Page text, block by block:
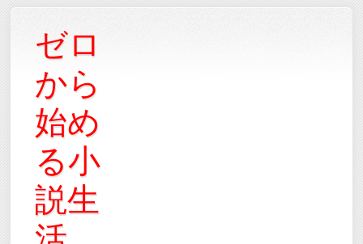
ゼロ
から
始め
る小
説生